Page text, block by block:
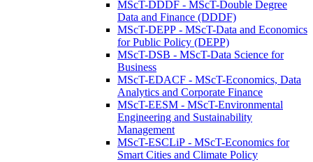
MScT-DDDF - MScT-Double Degree
Data and Finance (DDDF)
MScT-DEPP - MScT-Data and Economics
for Public Policy (DEPP)
MScT-DSB - MScT-Data Science for
Business
MScT-EDACF - MScT-Economics, Data
Analytics and Corporate Finance
MScT-EESM - MScT-Environmental
Engineering and Sustainability
Management
MScT-ESCLiP - MScT-Economics for
Smart Cities and Climate Policy